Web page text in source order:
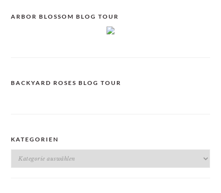
ARBOR BLOSSOM BLOG TOUR
BACKYARD ROSES BLOG TOUR
KATEGORIEN
Kategorien